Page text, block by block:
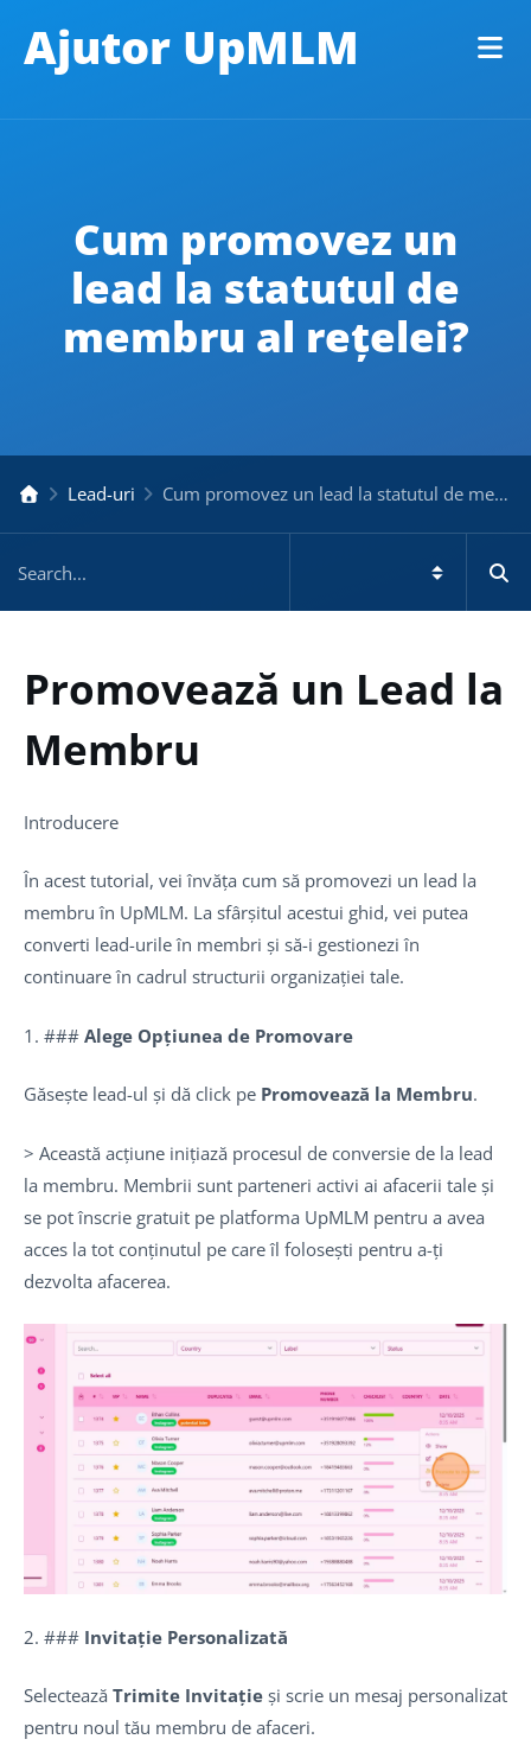
Ajutor UpMLM
Cum promovez un
lead la statutul de
membru al rețelei?
Lead-uri Cum promovez un lead la statutul de membru al rețelei?
Promovează un Lead la
Membru
Introducere
În acest tutorial, vei învăța cum să promovezi un lead la
membru în UpMLM. La sfârșitul acestui ghid, vei putea
converti lead-urile în membri și să-i gestionezi în
continuare în cadrul structurii organizației tale.
1. ### Alege Opțiunea de Promovare
Găsește lead-ul și dă click pe Promovează la Membru.
> Această acțiune inițiază procesul de conversie de la lead
la membru. Membrii sunt parteneri activi ai afacerii tale și
se pot înscrie gratuit pe platforma UpMLM pentru a avea
acces la tot conținutul pe care îl folosești pentru a-ți
dezvolta afacerea.
2. ### Invitație Personalizată
Selectează Trimite Invitație și scrie un mesaj personalizat
pentru noul tău membru de afaceri.